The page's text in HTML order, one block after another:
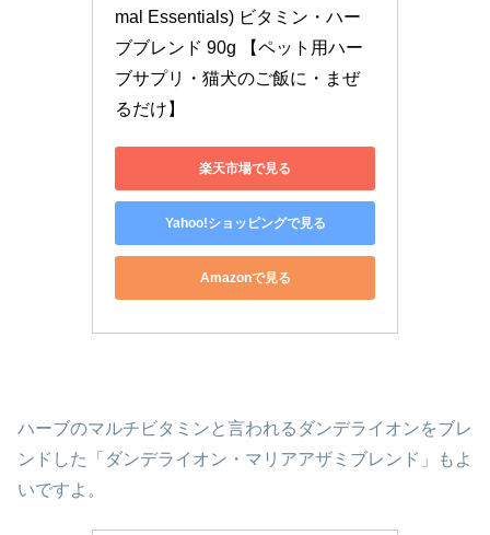
mal Essentials) ビタミン・ハー
ブブレンド 90g 【ペット用ハー
ブサプリ・猫犬のご飯に・まぜ
るだけ】
楽天市場で見る
Yahoo!ショッピングで見る
Amazonで見る
ハーブのマルチビタミンと言われるダンデライオンをブレ
ンドした「ダンデライオン・マリアアザミブレンド」もよ
いですよ。